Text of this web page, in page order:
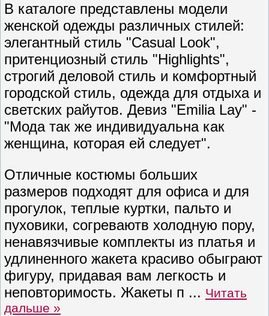
В каталоге представлены модели
женской одежды различных стилей:
элегантный стиль "Casual Look",
притенциозный стиль "Highlights",
строгий деловой стиль и комфортный
городской стиль, одежда для отдыха и
светских райутов. Девиз "Emilia Lay" -
"Мода так же индивидуальна как
женщина, которая ей следует".
Отличные костюмы больших
размеров подходят для офиса и для
прогулок, теплые куртки, пальто и
пуховики, согреваютв холодную пору,
ненавязчивые комплекты из платья и
удлиненного жакета красиво обыграют
фигуру, придавая вам легкость и
неповторимость. Жакеты п ... Читать
дальше »